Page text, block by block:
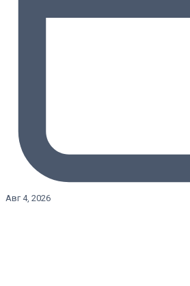
Авг 4, 2026